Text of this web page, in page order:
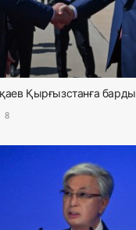
Қырғызстанға барды
8